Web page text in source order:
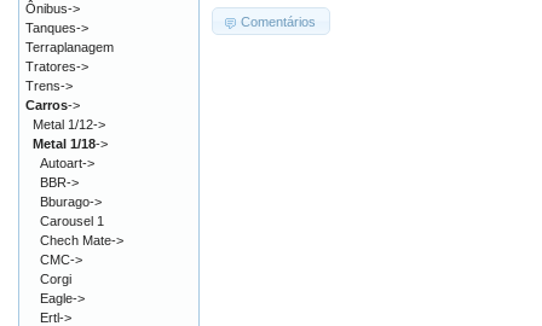
Comentários
Ônibus->
Tanques->
Terraplanagem
Tratores->
Trens->
Carros->
Metal 1/12->
Metal 1/18->
Autoart->
BBR->
Bburago->
Carousel 1
Chech Mate->
CMC->
Corgi
Eagle->
Ertl->